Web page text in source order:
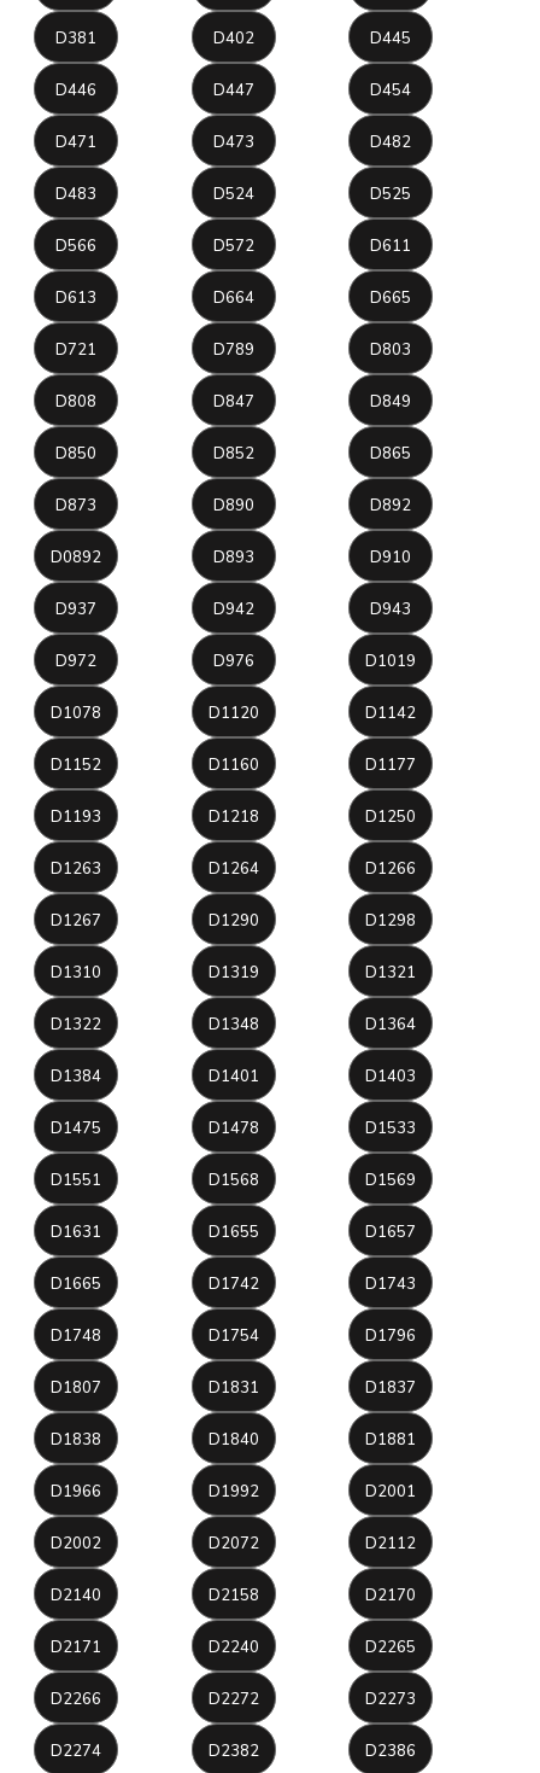
D381 D402 D445
D446 D447 D454
D471 D473 D482
D483 D524 D525
D566 D572 D611
D613 D664 D665
D721 D789 D803
D808 D847 D849
D850 D852 D865
D873 D890 D892
D0892 D893 D910
D937 D942 D943
D972 D976 D1019
D1078 D1120 D1142
D1152 D1160 D1177
D1193 D1218 D1250
D1263 D1264 D1266
D1267 D1290 D1298
D1310 D1319 D1321
D1322 D1348 D1364
D1384 D1401 D1403
D1475 D1478 D1533
D1551 D1568 D1569
D1631 D1655 D1657
D1665 D1742 D1743
D1748 D1754 D1796
D1807 D1831 D1837
D1838 D1840 D1881
D1966 D1992 D2001
D2002 D2072 D2112
D2140 D2158 D2170
D2171 D2240 D2265
D2266 D2272 D2273
D2274 D2382 D2386